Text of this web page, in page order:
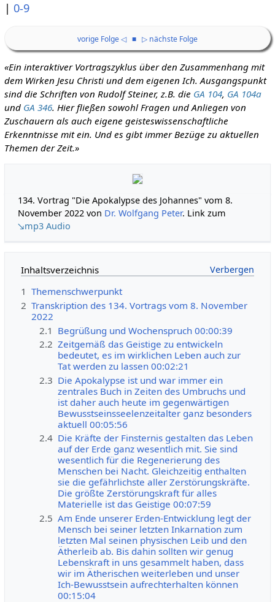
| 0-9
vorige Folge ◁ ■ ▷ nächste Folge
«Ein interaktiver Vortragszyklus über den Zusammenhang mit
dem Wirken Jesu Christi und dem eigenen Ich. Ausgangspunkt
sind die Schriften von Rudolf Steiner, z.B. die GA 104, GA 104a
und GA 346. Hier fließen sowohl Fragen und Anliegen von
Zuschauern als auch eigene geisteswissenschaftliche
Erkenntnisse mit ein. Und es gibt immer Bezüge zu aktuellen
Themen der Zeit.»
134. Vortrag "Die Apokalypse des Johannes" vom 8.
November 2022 von Dr. Wolfgang Peter. Link zum
↘mp3 Audio
Inhaltsverzeichnis
1 Themenschwerpunkt
2 Transkription des 134. Vortrags vom 8. November
2022
2.1 Begrüßung und Wochenspruch 00:00:39
2.2 Zeitgemäß das Geistige zu entwickeln
bedeutet, es im wirklichen Leben auch zur
Tat werden zu lassen 00:02:21
2.3 Die Apokalypse ist und war immer ein
zentrales Buch in Zeiten des Umbruchs und
ist daher auch heute im gegenwärtigen
Bewusstseinsseelenzeitalter ganz besonders
aktuell 00:05:56
2.4 Die Kräfte der Finsternis gestalten das Leben
auf der Erde ganz wesentlich mit. Sie sind
wesentlich für die Regenerierung des
Menschen bei Nacht. Gleichzeitig enthalten
sie die gefährlichste aller Zerstörungskräfte.
Die größte Zerstörungskraft für alles
Materielle ist das Geistige 00:07:59
2.5 Am Ende unserer Erden-Entwicklung legt der
Mensch bei seiner letzten Inkarnation zum
letzten Mal seinen physischen Leib und den
Ätherleib ab. Bis dahin sollten wir genug
Lebenskraft in uns gesammelt haben, dass
wir im Ätherischen weiterleben und unser
Ich-Bewusstsein aufrechterhalten können
00:15:04